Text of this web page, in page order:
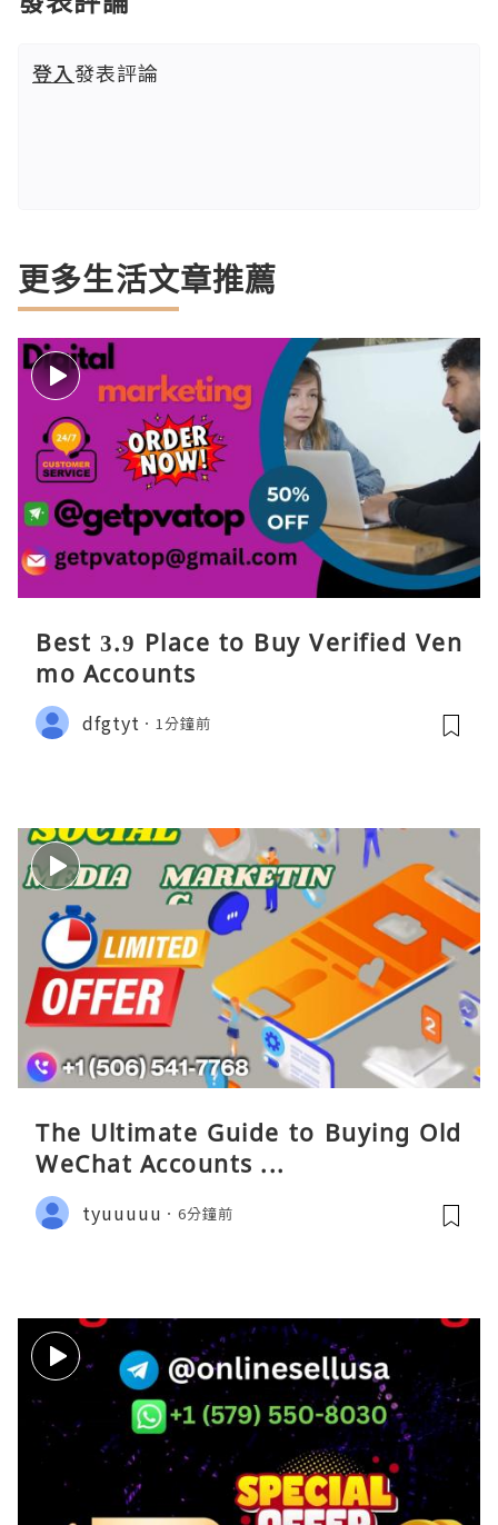
登入發表評論
更多生活文章推薦
Best 3.9 Place to Buy Verified Ven
mo Accounts
dfgtyt 1分鐘前
The Ultimate Guide to Buying Old
WeChat Accounts ...
tyuuuuu 6分鐘前